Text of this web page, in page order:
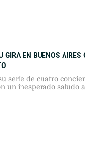
GIRA EN BUENOS AIRES
serie de cuatro
un inesperado saludo
avenida Juan B. Justo.